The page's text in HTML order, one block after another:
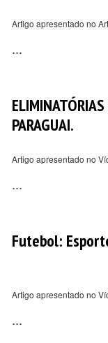
Artigo apresentado no
...
PARAGUAI.
Artigo apresentado no
...
Futebol:
Artigo apresentado no
...